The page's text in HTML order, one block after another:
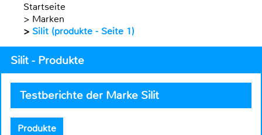
Startseite
> Marken
> Silit (produkte - Seite 1)
Silit - Produkte
Testberichte der Marke Silit
Produkte